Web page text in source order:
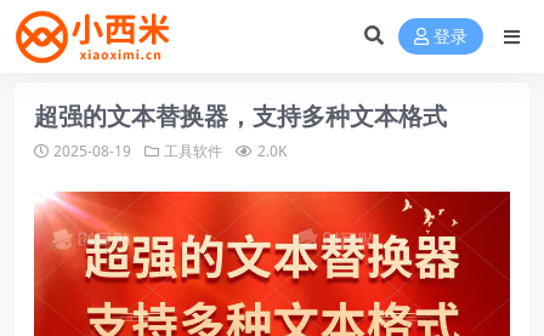
登录
超强的文本替换器，支持多种文本格式
2025-08-19 工具软件 2.0K